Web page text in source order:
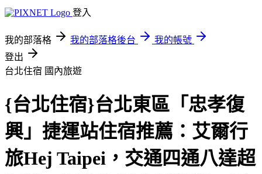
登入
我的部落格 我的部落格後台
我的帳號
登出
台北住宿 國內旅遊
{台北住宿}台北東區「忠孝復
興」捷運站住宿推薦：艾爾行
旅Hej Taipei，交通四通八達超